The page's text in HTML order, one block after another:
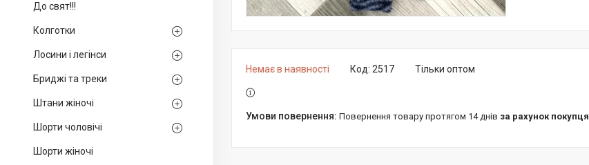
До свят!!!
Колготки
Лосини і легінси
Бриджі та треки
Штани жіночі
Шорти чоловічі
Шорти жіночі
Немає в наявності Тільки оптом
Код: 2517
повернення товару протягом 14 днів за рахунок покупця